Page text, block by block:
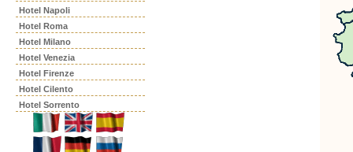
Hotel Napoli
Hotel Roma
Hotel Milano
Hotel Venezia
Hotel Firenze
Hotel Cilento
Hotel Sorrento